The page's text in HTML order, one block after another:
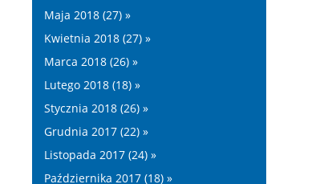
Maja 2018 (27) »
Kwietnia 2018 (27) »
Marca 2018 (26) »
Lutego 2018 (18) »
Stycznia 2018 (26) »
Grudnia 2017 (22) »
Listopada 2017 (24) »
Października 2017 (18) »